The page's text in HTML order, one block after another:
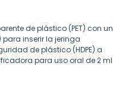
de plástico (PET) con un
para inserir la jeringa
de plástico (HDPE) a
para uso oral de 2 ml